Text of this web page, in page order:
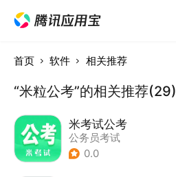
首页 软件 相关推荐
“米粒公考”的相关推荐(29)
米考试公考
公务员考试
0.0